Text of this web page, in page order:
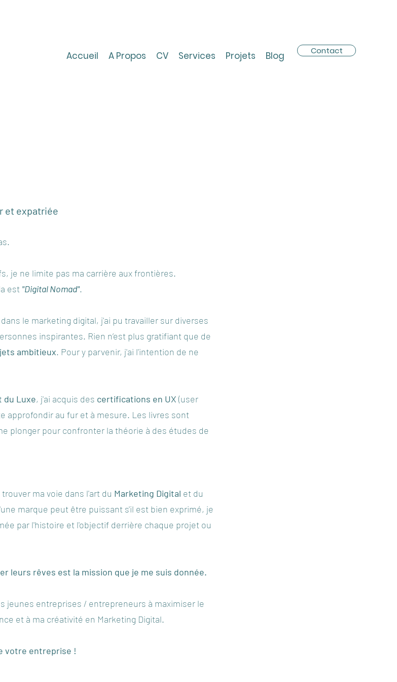
Accueil A Propos CV Services Projets Blog Contact
et expatriée
je ne limite pas ma carrière aux frontières.
est "Digital Nomad".
le marketing digital, j'ai pu travailler sur diverses
inspirantes. Rien n’est plus gratifiant que de
ambitieux. Pour y parvenir, j'ai l'intention de ne
du Luxe, j'ai acquis des certifications en UX (user
approfondir au fur et à mesure. Les livres sont
plonger pour confronter la théorie à des études de
ma voie dans l'art du Marketing Digital et du
marque peut être puissant s'il est bien exprimé, je
par l'histoire et l'objectif derrière chaque projet ou
leurs rêves est la mission que je me suis donnée.
jeunes entreprises / entrepreneurs à maximiser le
et à ma créativité en Marketing Digital.
votre entreprise !